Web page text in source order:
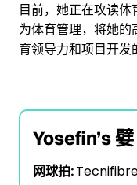
目前，她正在攻读
为体育管理，将她
育领导力和项目开发
Yosefin’s 嬖
网球拍: